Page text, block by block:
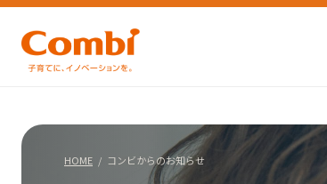
HOME コンビからのお知らせ